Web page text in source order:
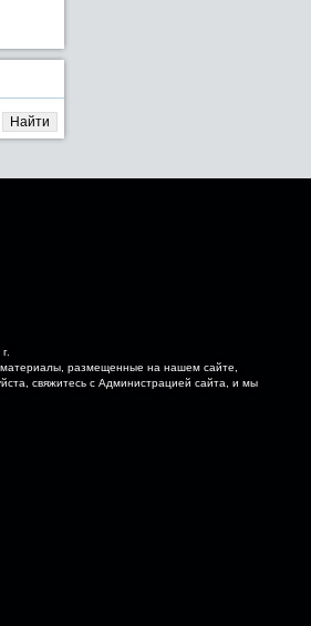
материалы, размещенные на нашем сайте,
свяжитесь с Администрацией сайта, и мы